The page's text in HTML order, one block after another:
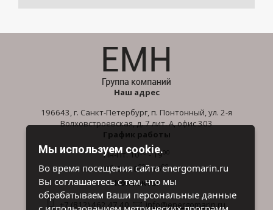
Наш адрес
196643, г. Санкт-Петербург, п. Понтонный, ул. 2-я
Волховстроевская, д. 7 лит. А, офис 303
График работы
Пн-Пт: 1000- 1900
Сб-Вс: 1000- 1600
Контакты
+7 (812) 462 47 40 info@energomarin.ru
Мы используем cookie.
Во время посещения сайта energomarin.ru
Вы соглашаетесь с тем, что мы
обрабатываем Ваши персональные данные